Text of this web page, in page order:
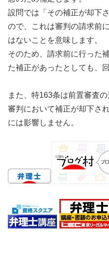
設問では「その補正が却下
ので、これは審判の請求前
はないことを意味します。
そのため、請求前に行った
た補正があったとしても、
また、特163条は前置審査
審判において補正が却下さ
には影響しません。